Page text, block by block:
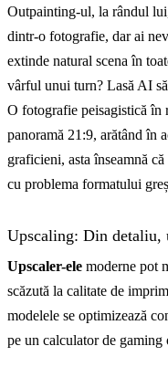
Outpainting-ul, la rândul
dintr-o fotografie, dar ai
extinde natural scena în
vârful unui turn? Lasă AI
O fotografie peisagistică în
panoramă 21:9, arătând în
graficieni, asta înseamnă
cu problema formatului
Upscaling: Din detaliu,
Upscaler-ele moderne pot
scăzută la calitate de
modelele se optimizează
pe un calculator de gaming